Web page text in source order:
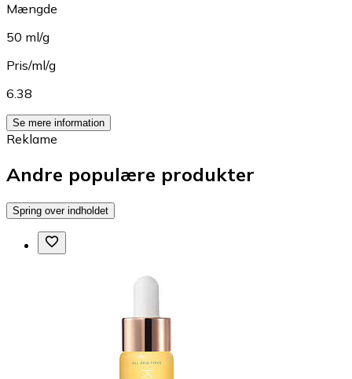
Mængde
50 ml/g
Pris/ml/g
6.38
Se mere information
Reklame
Andre populære produkter
Spring over indholdet